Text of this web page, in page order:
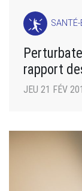
rapport
JEU 21 FÉV